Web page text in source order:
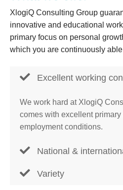
XlogiQ Consulting Group
innovative and educational
primary focus on personal
which you are continuously
Excellent working
We work hard at XlogiQ
comes with excellent
employment conditions.
National &
Variety